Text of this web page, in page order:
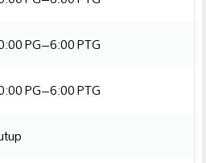
PG–6:00 PTG
PG–6:00 PTG